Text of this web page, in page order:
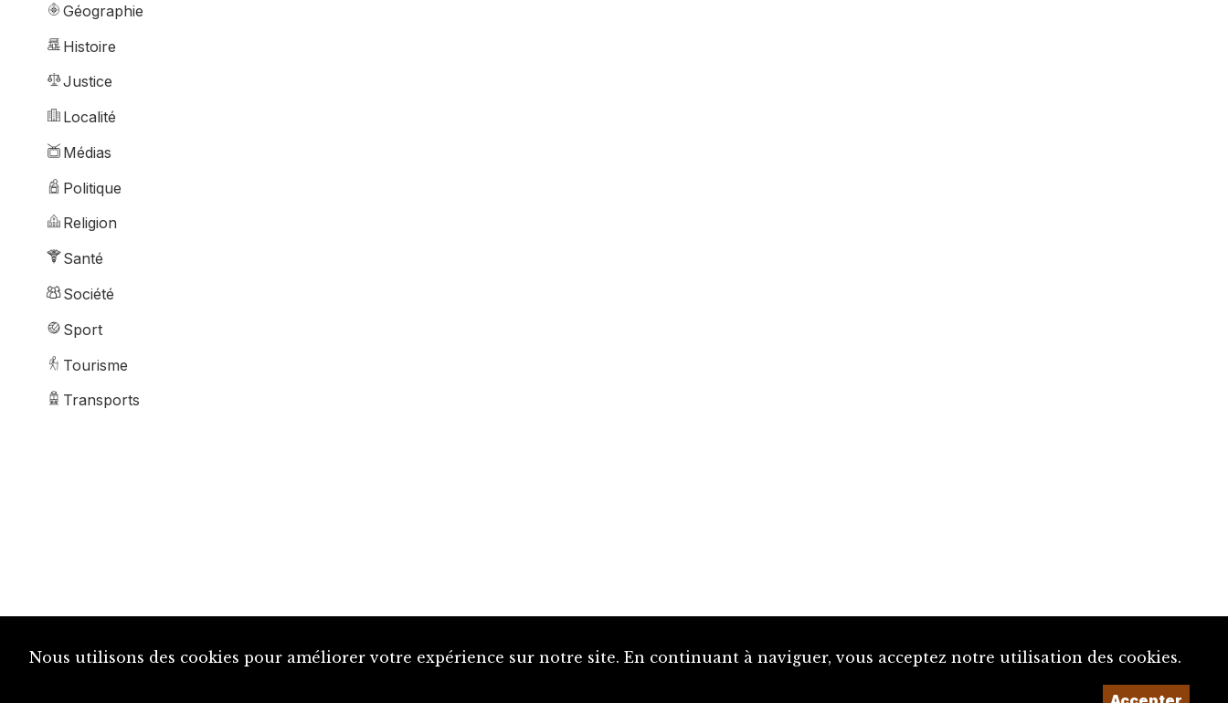
Géographie
Histoire
Justice
Localité
Médias
Politique
Religion
Santé
Société
Sport
Tourisme
Transports
Nous utilisons des cookies pour améliorer votre expérience sur notre site. En continuant à naviguer, vous acceptez notre utilisation des cookies.